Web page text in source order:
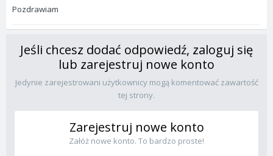
Pozdrawiam
Jeśli chcesz dodać odpowiedź, zaloguj się
lub zarejestruj nowe konto
Jedynie zarejestrowani użytkownicy mogą komentować zawartość
tej strony.
Zarejestruj nowe konto
Załóż nowe konto. To bardzo proste!